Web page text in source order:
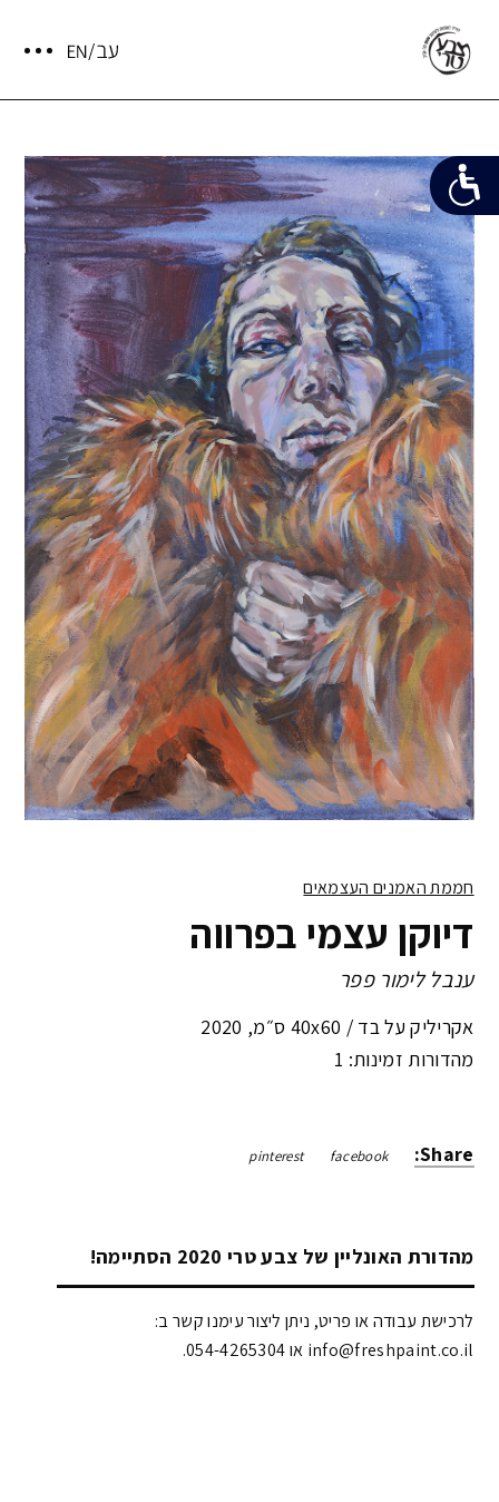
חממת האמנים העצמאים
דיוקן עצמי בפרווה
ענבל לימור פפר
אקריליק על בד / 40x60 ס״מ ,
מהדורות זמינות: 1
Share:
facebook
pinterest
מהדורת האונליין של צבע טרי 2020 הסתיימה!
לרכישת עבודה או פריט, ניתן ליצור עימנו קשר ב:
info@freshpaint.co.il‏ או 054-4265304.